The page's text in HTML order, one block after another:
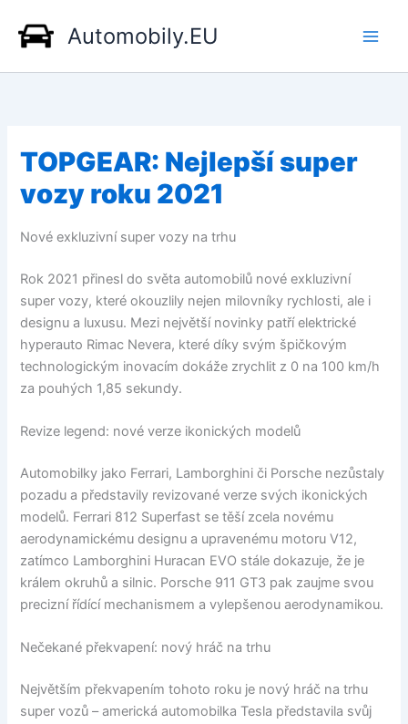
obsah
Automobily.EU
TOPGEAR: Nejlepší super
vozy roku 2021
Nové exkluzivní super vozy na trhu
Rok 2021 přinesl do světa automobilů nové exkluzivní
super vozy, které okouzlily nejen milovníky rychlosti, ale i
designu a luxusu. Mezi největší novinky patří elektrické
hyperauto Rimac Nevera, které díky svým špičkovým
technologickým inovacím dokáže zrychlit z 0 na 100 km/h
za pouhých 1,85 sekundy.
Revize legend: nové verze ikonických modelů
Automobilky jako Ferrari, Lamborghini či Porsche nezůstaly
pozadu a představily revizované verze svých ikonických
modelů. Ferrari 812 Superfast se těší zcela novému
aerodynamickému designu a upravenému motoru V12,
zatímco Lamborghini Huracan EVO stále dokazuje, že je
králem okruhů a silnic. Porsche 911 GT3 pak zaujme svou
precizní řídící mechanismem a vylepšenou aerodynamikou.
Nečekané překvapení: nový hráč na trhu
Největším překvapením tohoto roku je nový hráč na trhu
super vozů – americká automobilka Tesla představila svůj